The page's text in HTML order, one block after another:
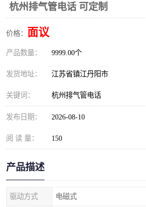
杭州排气管电话 可定制
价格： 面议
产品数量： 9999.00个
发货地址： 江苏省镇江丹阳市
关键词： 杭州排气管电话
发布日期： 2026-08-10
阅 读 量： 150
产品描述
驱动方式 电磁式